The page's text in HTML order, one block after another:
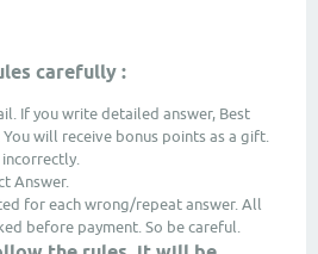
carefully :
If you write detailed answer, Best
will receive bonus points as a gift.
Answer.
for each wrong/repeat answer. All
before payment. So be careful.